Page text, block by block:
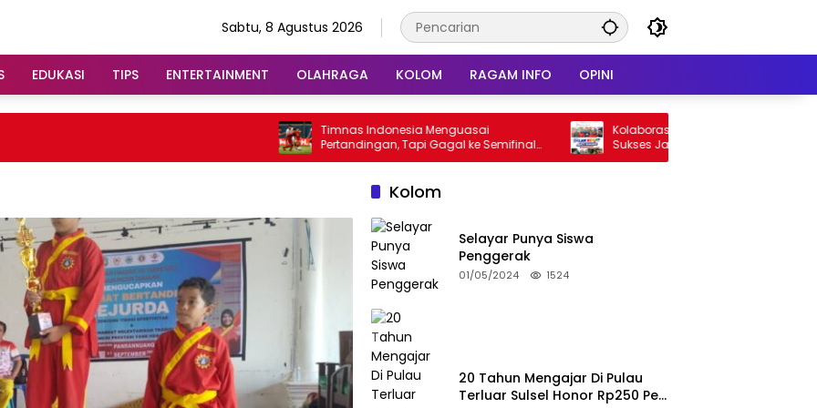
Sabtu, 8 Agustus 2026
EDUKASI TIPS ENTERTAINMENT OLAHRAGA KOLOM RAGAM INFO OPINI
Timnas Indonesia Menguasai
Pertandingan, Tapi Gagal ke Semifinal
Piala AFF
Kolaborasi Tiga Cabang Tapak Suci,
Sukses Jalankan Amanah Panggung di
Hadapan Gubernur Sulawesi Selatan
Kolom
Selayar Punya Siswa
Penggerak
01/05/2024 1524
20 Tahun Mengajar Di Pulau
Terluar Sulsel Honor Rp250 Per